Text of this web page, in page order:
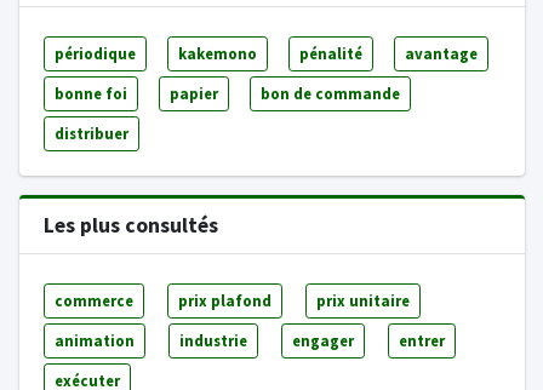
périodique kakemono pénalité avantage
bonne foi papier bon de commande
distribuer
Les plus consultés
commerce prix plafond prix unitaire
animation industrie engager entrer
exécuter